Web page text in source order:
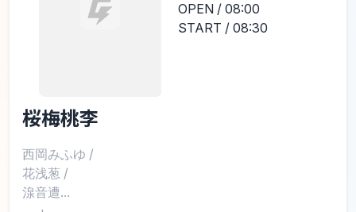
OPEN / 08:00
START / 08:30
桜梅桃李
西岡みふゆ /
花浅葱 /
湶音遭...